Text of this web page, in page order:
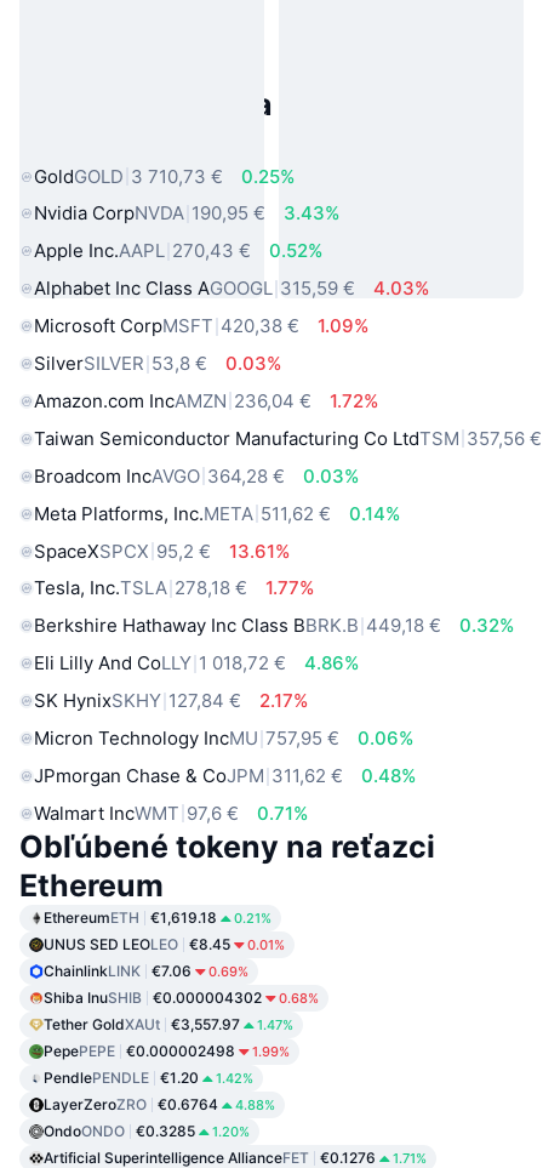
Populárne aktíva z reálneho
GoldGOLD 3 710,73 €
0.25%
Nvidia CorpNVDA 190,95 €
3.43%
Apple Inc.AAPL 270,43 €
0.52%
Alphabet Inc Class AGOOGL 315,59 €
4.03%
Microsoft CorpMSFT 420,38 €
1.09%
SilverSILVER 53,8 €
0.03%
Amazon.com IncAMZN 236,04 €
1.72%
Taiwan Semiconductor Manufacturing Co LtdTSM 357,56 €
Broadcom IncAVGO 364,28 €
0.03%
Meta Platforms, Inc.META 511,62 €
0.14%
SpaceXSPCX 95,2 €
13.61%
Tesla, Inc.TSLA 278,18 €
1.77%
Berkshire Hathaway Inc Class BBRK.B 449,18 €
0.32%
Eli Lilly And CoLLY 1 018,72 €
4.86%
SK HynixSKHY 127,84 €
2.17%
Micron Technology IncMU 757,95 €
0.06%
JPmorgan Chase & CoJPM 311,62 €
0.48%
Walmart IncWMT 97,6 € 0.71%
Obľúbené tokeny na reťazci
Ethereum
EthereumETH €1,619.18 0.21%
UNUS SED LEOLEO €8.45 0.01%
ChainlinkLINK €7.06 0.69%
Shiba InuSHIB €0.000004302 0.68%
Tether GoldXAUt €3,557.97 1.47%
PepePEPE €0.000002498 1.99%
PendlePENDLE €1.20 1.42%
LayerZeroZRO €0.6764 4.88%
OndoONDO €0.3285 1.20%
Artificial Superintelligence AllianceFET €0.1276 1.71%